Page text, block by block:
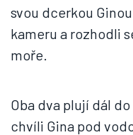
svou dcerkou
kameru a rozhodli
moře.
Oba dva plují dál
chvíli Gina pod